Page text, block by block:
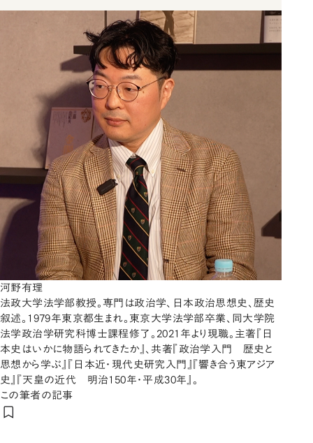
河野有理
法政大学法学部教授。専門は政治学、日本政治思想史、歴史
叙述。1979年東京都生まれ。東京大学法学部卒業、同大学院
法学政治学研究科博士課程修了。2021年より現職。主著『日
本史はいかに物語られてきたか』、共著『政治学入門 歴史と
思想から学ぶ』『日本近・現代史研究入門』『響き合う東アジア
史』『天皇の近代 明治150年・平成30年』。
この筆者の記事